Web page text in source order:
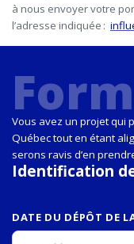
à nous envoyer votre
l’adresse indiquée :
Vous avez un projet qui
Québec tout en étant
serons ravis d’en
Identification
DATE DU DÉPÔT DE